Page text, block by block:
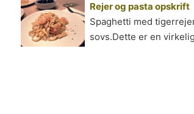
Rejer og pasta opskrift
Spa­ghet­ti med
sovs.Dette er en